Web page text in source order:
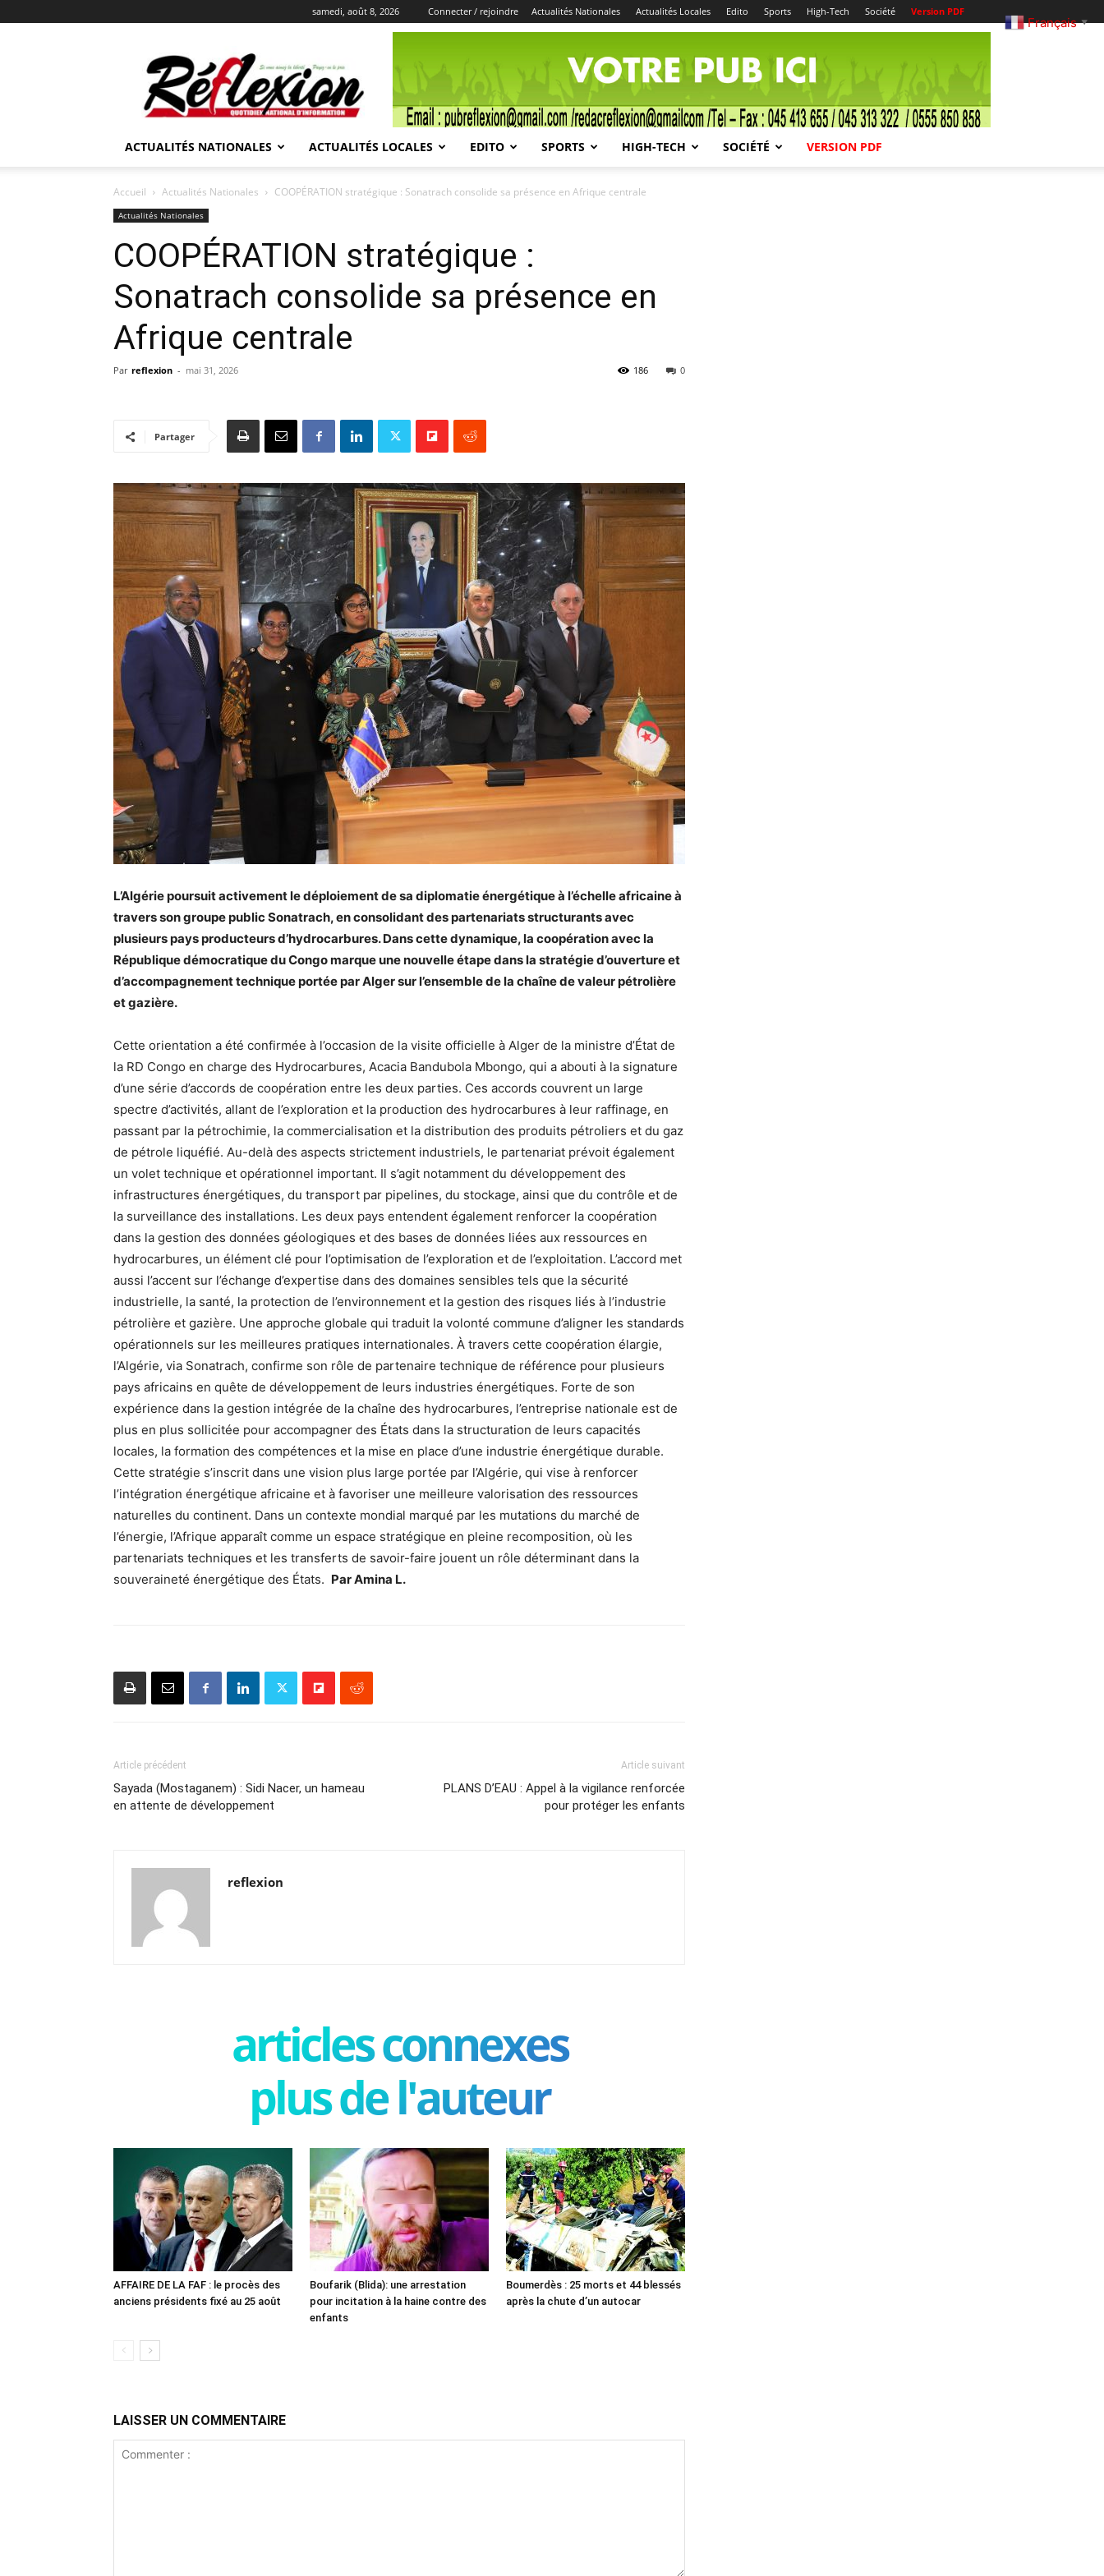
samedi, août 8, 2026 Connecter / rejoindre Actualités Nationales Actualités Locales Edito Sports High-Tech Société Version PDF
REFLEXION
ACTUALITÉS NATIONALES ACTUALITÉS LOCALES EDITO SPORTS HIGH-TECH SOCIÉTÉ VERSION PDF
Accueil Actualités Nationales COOPÉRATION stratégique : Sonatrach consolide sa présence en Afrique centrale
Actualités Nationales
COOPÉRATION stratégique :
Sonatrach consolide sa présence en
Afrique centrale
Par reflexion - mai 31, 2026 0
186
Partager
L’Algérie poursuit activement le déploiement de sa diplomatie énergétique à l’échelle africaine à
travers son groupe public Sonatrach, en consolidant des partenariats structurants avec
plusieurs pays producteurs d’hydrocarbures. Dans cette dynamique, la coopération avec la
République démocratique du Congo marque une nouvelle étape dans la stratégie d’ouverture et
d’accompagnement technique portée par Alger sur l’ensemble de la chaîne de valeur pétrolière
et gazière.
Cette orientation a été confirmée à l’occasion de la visite officielle à Alger de la ministre d’État de
la RD Congo en charge des Hydrocarbures, Acacia Bandubola Mbongo, qui a abouti à la signature
d’une série d’accords de coopération entre les deux parties. Ces accords couvrent un large
spectre d’activités, allant de l’exploration et la production des hydrocarbures à leur raffinage, en
passant par la pétrochimie, la commercialisation et la distribution des produits pétroliers et du gaz
de pétrole liquéfié. Au-delà des aspects strictement industriels, le partenariat prévoit également
un volet technique et opérationnel important. Il s’agit notamment du développement des
infrastructures énergétiques, du transport par pipelines, du stockage, ainsi que du contrôle et de
la surveillance des installations. Les deux pays entendent également renforcer la coopération
dans la gestion des données géologiques et des bases de données liées aux ressources en
hydrocarbures, un élément clé pour l’optimisation de l’exploration et de l’exploitation. L’accord met
aussi l’accent sur l’échange d’expertise dans des domaines sensibles tels que la sécurité
industrielle, la santé, la protection de l’environnement et la gestion des risques liés à l’industrie
pétrolière et gazière. Une approche globale qui traduit la volonté commune d’aligner les standards
opérationnels sur les meilleures pratiques internationales. À travers cette coopération élargie,
l’Algérie, via Sonatrach, confirme son rôle de partenaire technique de référence pour plusieurs
pays africains en quête de développement de leurs industries énergétiques. Forte de son
expérience dans la gestion intégrée de la chaîne des hydrocarbures, l’entreprise nationale est de
plus en plus sollicitée pour accompagner des États dans la structuration de leurs capacités
locales, la formation des compétences et la mise en place d’une industrie énergétique durable.
Cette stratégie s’inscrit dans une vision plus large portée par l’Algérie, qui vise à renforcer
l’intégration énergétique africaine et à favoriser une meilleure valorisation des ressources
naturelles du continent. Dans un contexte mondial marqué par les mutations du marché de
l’énergie, l’Afrique apparaît comme un espace stratégique en pleine recomposition, où les
partenariats techniques et les transferts de savoir-faire jouent un rôle déterminant dans la
souveraineté énergétique des États. Par Amina L.
Article précédent
Sayada (Mostaganem) : Sidi Nacer, un hameau
en attente de développement
Article suivant
PLANS D’EAU : Appel à la vigilance renforcée
pour protéger les enfants
reflexion
articles connexes
plus de l'auteur
AFFAIRE DE LA FAF : le procès des
anciens présidents fixé au 25 août
Boufarik (Blida): une arrestation
pour incitation à la haine contre des
enfants
Boumerdès : 25 morts et 44 blessés
après la chute d’un autocar
LAISSER UN COMMENTAIRE
Français ▼